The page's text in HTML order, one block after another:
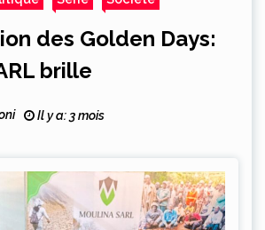
des Golden Days:
brille
Il y a: 3 mois